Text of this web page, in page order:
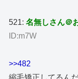
521:名無しさん＠
ID:m7W
>>482
縮毛矯正してるん